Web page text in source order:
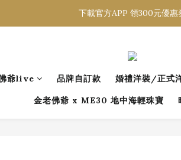
登入會員 一般會員滿$2000享
下載官方APP 領300元優惠
爺live 品牌自訂款 婚禮洋裝/正式
金老佛爺 x ME30 地中海輕珠寶